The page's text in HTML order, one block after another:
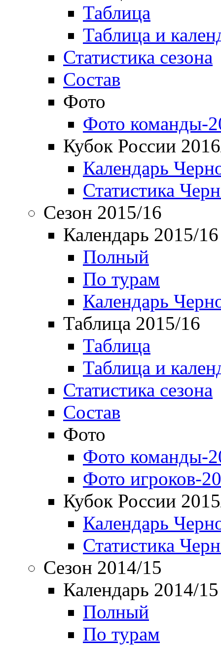
Таблица
Таблица и
Статистика сезона
Состав
Фото
Фото команды-
Кубок России
Календарь
Статистика
Сезон 2015/16
Календарь 2015/16
Полный
По турам
Календарь
Таблица 2015/16
Таблица
Таблица и
Статистика сезона
Состав
Фото
Фото команды-
Фото игроков-
Кубок России
Календарь
Статистика
Сезон 2014/15
Календарь 2014/15
Полный
По турам